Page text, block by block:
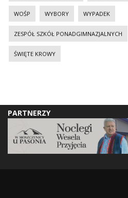
WOŚP WYBORY WYPADEK
ZESPÓŁ SZKÓŁ PONADGIMNAZJALNYCH
ŚWIĘTE KROWY
PARTNERZY